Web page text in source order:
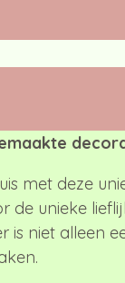
met deze
de unieke
is niet alleen